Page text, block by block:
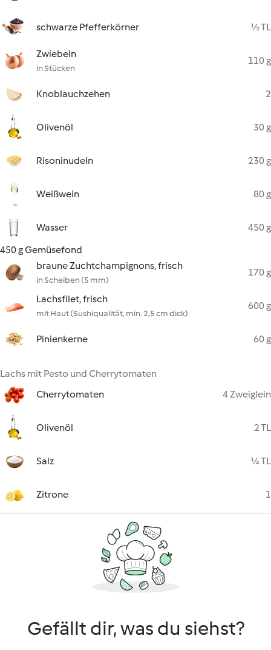
schwarze Pfefferkörner ½ TL
Zwiebeln
in Stücken
110 g
Knoblauchzehen 2
Olivenöl 30 g
Risoninudeln 230 g
Weißwein 80 g
Wasser
450 g
450 g Gemüsefond
braune Zuchtchampignons, frisch
in Scheiben (5 mm)
170 g
Lachsfilet, frisch
mit Haut (Sushiqualität, min. 2,5 cm dick)
600 g
Pinienkerne 60 g
Lachs mit Pesto und Cherrytomaten
Cherrytomaten
4 Zweiglein
Olivenöl 2 TL
Salz ¼ TL
Zitrone 1
Gefällt dir, was du siehst?